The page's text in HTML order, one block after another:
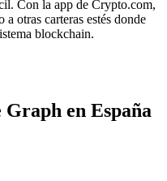
Con la app de Crypto.com,
otras carteras estés donde
blockchain.
en España